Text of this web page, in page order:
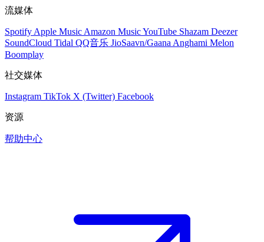
流媒体
Spotify Apple Music Amazon MusicYouTube Shazam Deezer
SoundCloud Tidal QQ音乐 JioSaavn/Gaana Anghami Melon
Boomplay
社交媒体
Instagram TikTok X (Twitter) Facebook
资源
帮助中心